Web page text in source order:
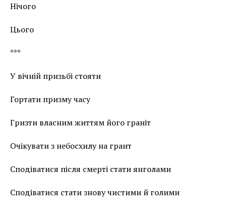
Нічого
Цього
***
У вічній призьбі стояти
Гортати призму часу
Гризти власним життям його граніт
Очікувати з небосхилу на грант
Сподіватися після смерті стати янголами
Сподіватися стати знову чистими й голими